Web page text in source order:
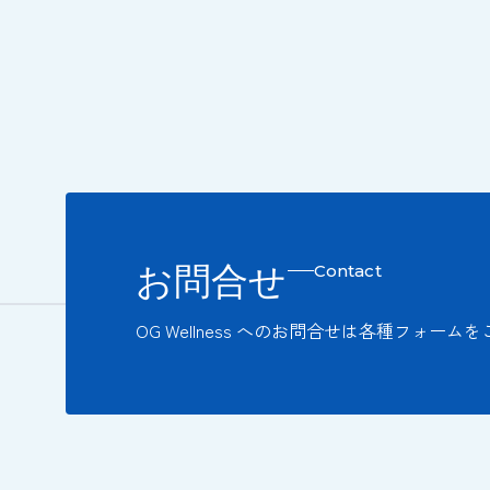
お問合せ Contact
OG Wellness へのお問合せは各種フォームを